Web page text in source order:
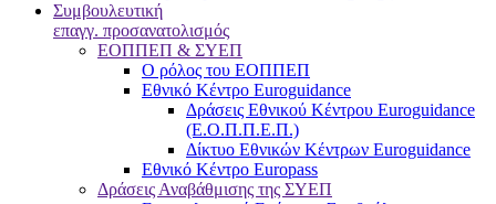
Συμβουλευτική
επαγγ. προσανατολισμός
ΕΟΠΠΕΠ & ΣΥΕΠ
Ο ρόλος του ΕΟΠΠΕΠ
Εθνικό Κέντρο Euroguidance
Δράσεις Εθνικού Κέντρου Euroguidance
(Ε.Ο.Π.Π.Ε.Π.)
Δίκτυο Εθνικών Κέντρων Euroguidance
Εθνικό Κέντρο Europass
Δράσεις Αναβάθμισης της ΣΥΕΠ